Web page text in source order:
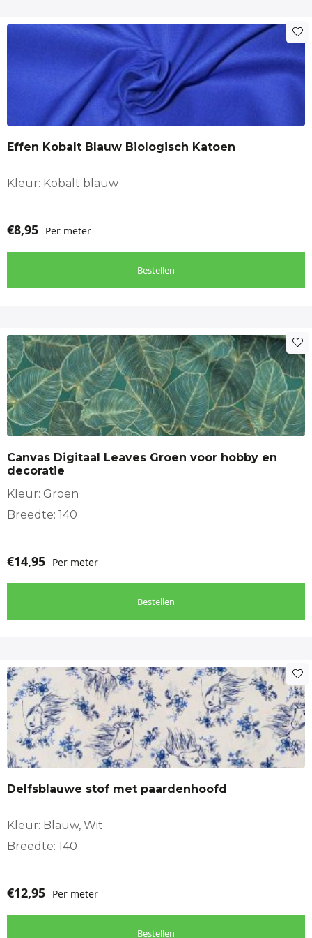
Effen Kobalt Blauw Biologisch Katoen
Kleur: Kobalt blauw
€8,95 Per meter
Bestellen
Canvas Digitaal Leaves Groen voor hobby en
decoratie
Kleur: Groen
Breedte: 140
€14,95 Per meter
Bestellen
Delfsblauwe stof met paardenhoofd
Kleur: Blauw, Wit
Breedte: 140
€12,95 Per meter
Bestellen